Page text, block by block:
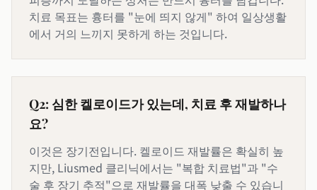
치료 목표는 흉터를 "눈에 띄지 않게" 하여 일상생활
에서 거의 느끼지 못하게 하는 것입니다.
Q2: 심한 켈로이드가 있는데, 치료 후 재발하나
요?
이것은 장기전입니다. 켈로이드 재발률은 확실히 높
지만, Liusmed 클리닉에서는 "복합 치료법"과 "수
술 후 장기 추적"으로 재발률을 대폭 낮출 수 있습니